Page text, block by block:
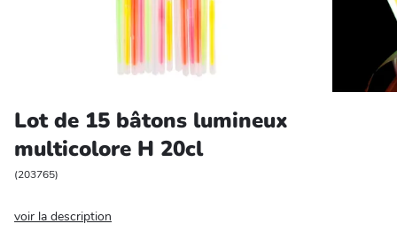
Salle de bain et beauté
Entretien et rangement
Animalerie
Lot de 15 bâtons lumineux
multicolore H 20cl
(203765)
voir la description